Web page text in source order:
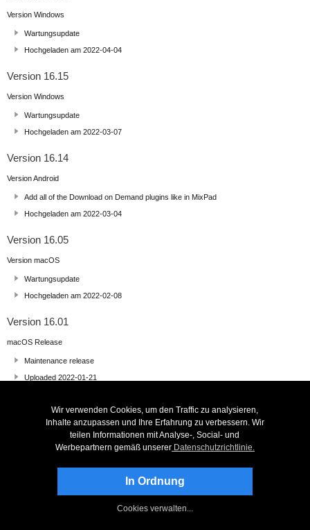
Version Windows
Wartungsupdate
Hochgeladen am 2022-04-04
Version 16.15
Version Windows
Wartungsupdate
Hochgeladen am 2022-03-07
Version 16.14
Version Android
Add all of the Download on Demand plugins like in MixPad
Hochgeladen am 2022-03-04
Version 16.05
Version macOS
Wartungsupdate
Hochgeladen am 2022-02-08
Version 16.01
macOS Release
Maintenance release
Uploaded 2022-01-21
Add Noise Removal Wizard to Hamburger and Tools Menus
Wir verwenden Cookies, um den Traffic zu analysieren,
Inhalte anzupassen und Ihre Erfahrung zu verbessern. Wir
teilen Informationen mit Analyse-, Social- und
Werbepartnern gemäß unsererDatenschutzrichtlinie.
In Ordnung
Cookies verwalten...